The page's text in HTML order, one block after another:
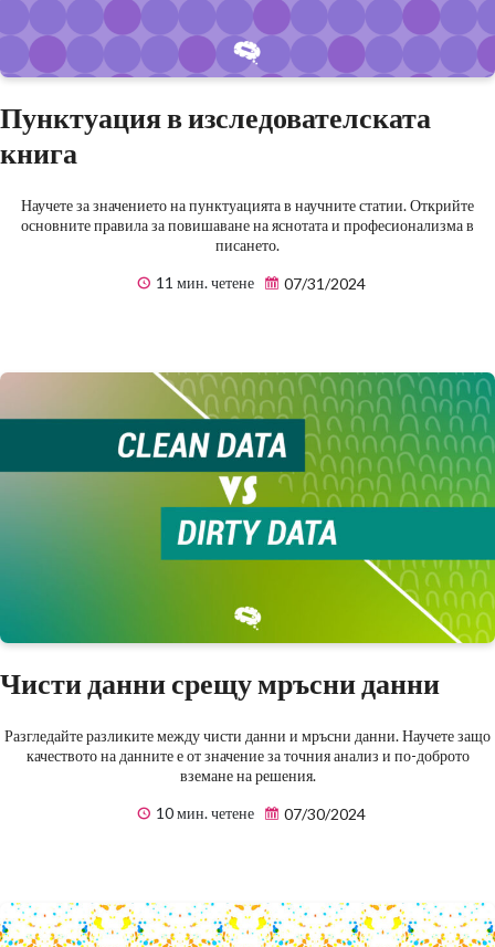
Пунктуация в изследователската
книга
Научете за значението на пунктуацията в научните статии. Открийте
основните правила за повишаване на яснотата и професионализма в
писането.
11 мин. четене
07/31/2024
Чисти данни срещу мръсни данни
Разгледайте разликите между чисти данни и мръсни данни. Научете защо
качеството на данните е от значение за точния анализ и по-доброто
вземане на решения.
10 мин. четене
07/30/2024